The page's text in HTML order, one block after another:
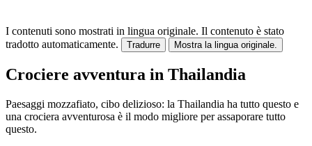
I contenuti sono mostrati in lingua originale. Il contenuto è stato
tradotto automaticamente.
Tradurre Mostra la lingua originale.
Crociere avventura in Thailandia
Paesaggi mozzafiato, cibo delizioso: la Thailandia ha tutto questo e
una crociera avventurosa è il modo migliore per assaporare tutto
questo.